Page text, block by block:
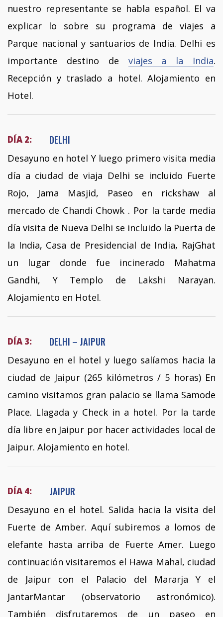
nuestro representante se habla español. El va
explicar lo sobre su programa de viajes a
Parque nacional y santuarios de India. Delhi es
importante destino de viajes a la India.
Recepción y traslado a hotel. Alojamiento en
Hotel.
DÍA 2: DELHI
Desayuno en hotel Y luego primero visita media
día a ciudad de viaja Delhi se incluido Fuerte
Rojo, Jama Masjid, Paseo en rickshaw al
mercado de Chandi Chowk . Por la tarde media
día visita de Nueva Delhi se incluido la Puerta de
la India, Casa de Presidencial de India, RajGhat
un lugar donde fue incinerado Mahatma
Gandhi, Y Templo de Lakshi Narayan.
Alojamiento en Hotel.
DÍA 3: DELHI – JAIPUR
Desayuno en el hotel y luego salíamos hacia la
ciudad de Jaipur (265 kilómetros / 5 horas) En
camino visitamos gran palacio se llama Samode
Place. Llagada y Check in a hotel. Por la tarde
día libre en Jaipur por hacer actividades local de
Jaipur. Alojamiento en hotel.
DÍA 4: JAIPUR
Desayuno en el hotel. Salida hacia la visita del
Fuerte de Amber. Aquí subiremos a lomos de
elefante hasta arriba de Fuerte Amer. Luego
continuación visitaremos el Hawa Mahal, ciudad
de Jaipur con el Palacio del Mararja Y el
JantarMantar (observatorio astronómico).
También disfrutaremos de un paseo en